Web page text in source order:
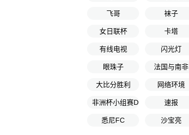
飞哥 袜子
女日联杯 卡塔
有线电视 闪光灯
眼珠子 法国与南非
大比分胜利 网络环境
非洲杯小组赛D组第1轮 速报
悉尼FC 沙宝亮